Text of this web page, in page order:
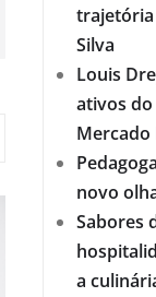
trajetória
Silva
Louis
ativos
novo
Sabores
a